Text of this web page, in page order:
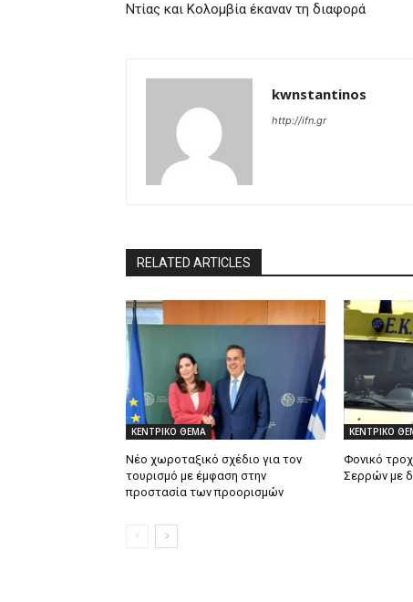
Ντίας και Κολομβία έκαναν τη διαφορά
kwnstantinos
http://ifn.gr
RELATED ARTICLES
ΚΕΝΤΡΙΚΟ ΘΕΜΑ
Νέο χωροταξικό σχέδιο για τον
τουρισμό με έμφαση στην
προστασία των προορισμών
ΚΕΝΤΡΙΚΟ
Φονικό
Σερρών με